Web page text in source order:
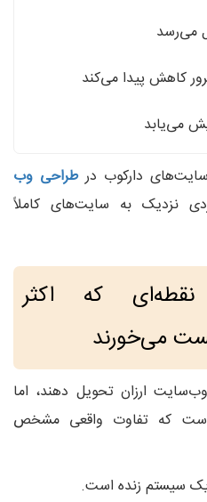
می‌رسد
می‌یابد
دارکوب درطراحی وب
نزدیک به سایت‌های کاملاً
که اکثر
می‌خورند
ارزان تحویل دهند، اما
که تفاوت واقعی مشخص
سیستم زنده است.